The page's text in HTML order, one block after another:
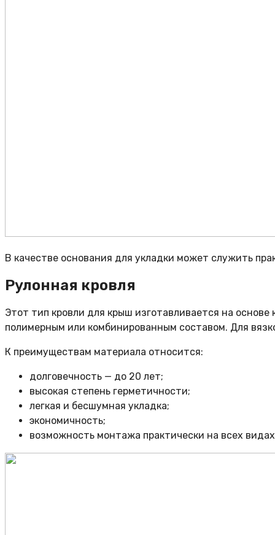
В качестве основания для укладки может служить
Рулонная кровля
Этот тип кровли для крыш изготавливается на
полимерным или комбинированным составом. Для
К преимуществам материала относится:
долговечность — до 20 лет;
высокая степень герметичности;
легкая и бесшумная укладка;
экономичность;
возможность монтажа практически на всех